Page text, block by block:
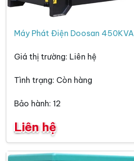
Máy Phát Điện Doosan 450KVA
Giá thị trường: Liên hệ
Tình trạng: Còn hàng
Bảo hành: 12
Liên hệ